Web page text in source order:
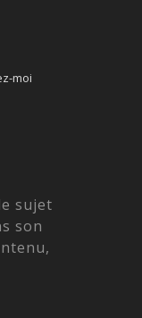
moi
sujet
son